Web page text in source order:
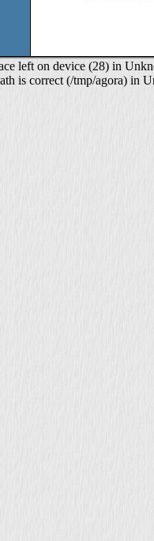
left on device (28) in
is correct (/tmp/agora) in